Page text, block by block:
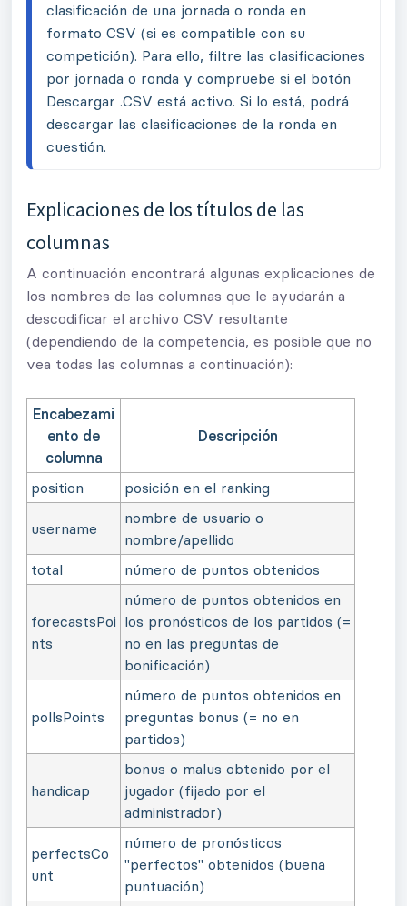
clasificación de una jornada o ronda en
formato CSV (si es compatible con su
competición). Para ello, filtre las clasificaciones
por jornada o ronda y compruebe si el botón
Descargar .CSV está activo. Si lo está, podrá
descargar las clasificaciones de la ronda en
cuestión.
Explicaciones de los títulos de las
columnas
A continuación encontrará algunas explicaciones de
los nombres de las columnas que le ayudarán a
descodificar el archivo CSV resultante
(dependiendo de la competencia, es posible que no
vea todas las columnas a continuación):
Encabezami
ento de
columna
Descripción
position posición en el ranking
username
nombre de usuario o
nombre/apellido
total
número de puntos obtenidos
forecastsPoi
nts
número de puntos obtenidos en
los pronósticos de los partidos (=
no en las preguntas de
bonificación)
pollsPoints
número de puntos obtenidos en
preguntas bonus (= no en
partidos)
handicap
bonus o malus obtenido por el
jugador (fijado por el
administrador)
perfectsCo
unt
número de pronósticos
"perfectos" obtenidos (buena
puntuación)